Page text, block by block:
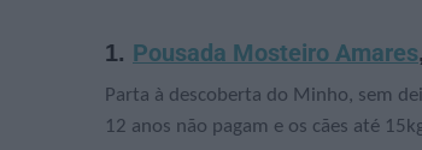
1. Pousada Mosteiro Amares
Parta à descoberta do Minho, sem
12 anos não pagam e os cães até